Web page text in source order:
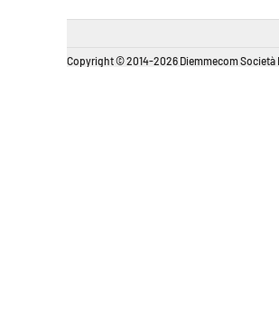
Copyright © 2014-2026 Diemmecom